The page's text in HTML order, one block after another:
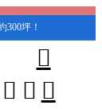
300坪！
 

